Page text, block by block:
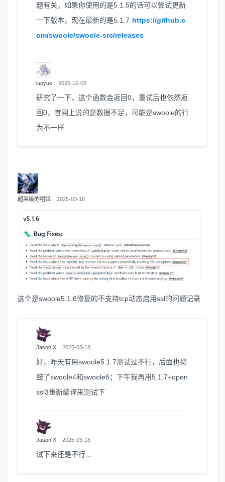
题有关，如果你使用的是5.1.5的话可以尝试更新
一下版本，现在最新的是5.1.7 https://github.c
om/swoole/swoole-src/releases
luoyue 2025-10-09
研究了一下，这个函数会返回0，重试后也依然返
回0，官网上说的是数据不足，可能是swoole的行
为不一样
超高级的稻姬 2025-03-18
这个是swoole5.1.6修复的不支持tcp动态启用ssl的问题记录
Jason X 2025-03-18
好，昨天有用swoole5.1.7测试过不行，后面也捣
鼓了swoole4和swoole6；下午我再用5.1.7+open
ssl3重新编译来测试下
Jason X 2025-03-18
试下来还是不行...